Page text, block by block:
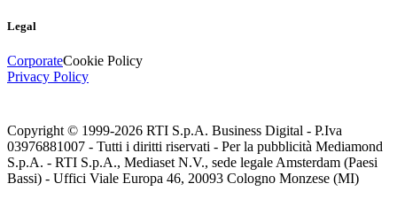
Legal
CorporateCookie Policy
Privacy Policy
Copyright © 1999-2026 RTI S.p.A. Business Digital - P.Iva
03976881007 - Tutti i diritti riservati - Per la pubblicità Mediamond
S.p.A. - RTI S.p.A., Mediaset N.V., sede legale Amsterdam (Paesi
Bassi) - Uffici Viale Europa 46, 20093 Cologno Monzese (MI)